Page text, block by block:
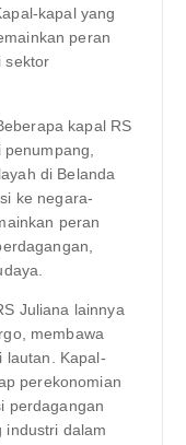
kapal yang
peran
sektor
kapal RS
di Belanda
ke negara-
peran
Juliana lainnya
membawa
lautan. Kapal-
perekonomian
perdagangan
industri dalam